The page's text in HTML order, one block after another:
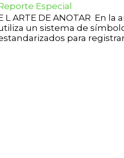
Especial
L ARTE DE ANOTAR En
un sistema de
para